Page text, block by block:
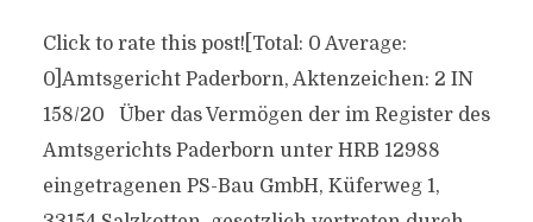
Click to rate this post![Total: 0 Average:
0]Amtsgericht Paderborn, Aktenzeichen: 2 IN
158/20 Über das Vermögen der im Register des
Amtsgerichts Paderborn unter HRB 12988
eingetragenen PS-Bau GmbH, Küferweg 1,